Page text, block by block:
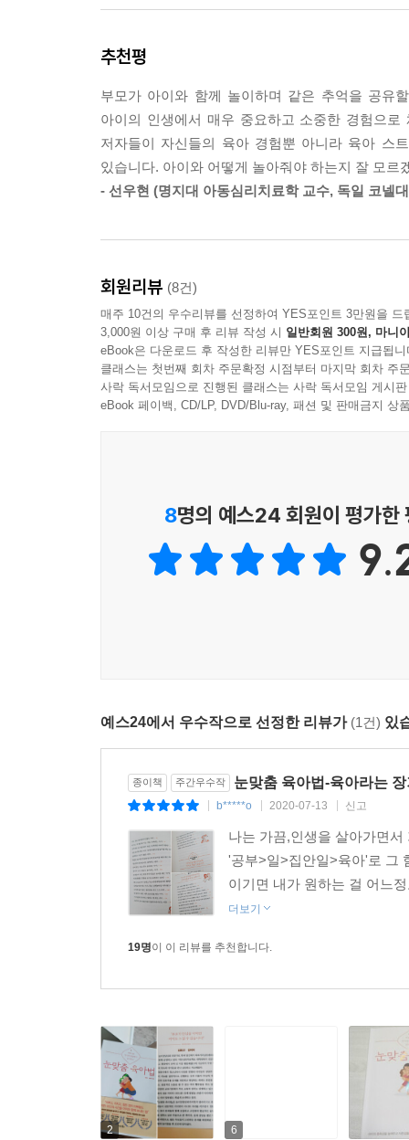
--- p.96~97
아이가 “이거 만들어주세요”라고 할 때, 부모는
조력자가 되어야 합니다. “만들어줄게”가 아닌 “
나”와 같은 반응으로 문제 해결의 열쇠를 아이에
--- p.143
요. 아이는 정해진 방식으로만 놀이하지 않습니다
--- p.157
아이는 자신이 잘하고 있는지 확인하고 싶을 때
봅니다. 아이가 무언가를 하면서 엄마 아빠를 쳐
만으로도 긍정적인 놀이가 될 수 있습니다. 이와
울 게 하나도 없습니다. 그냥 놀이의 내용에 이야
직접 명령은 “지금 유치원 버스 탈 시간이야. 자
를 주게 됩니다.
--- p.195~196
아이와 시간을 보내는 것은 어려운 일이 맞습니
에 다다르거나, 아이도 심심함의 버티기가 끝에
죠. ‘이렇게 자꾸 영상만 틀어주면 안 좋다던데
궁무진할 수 있어요. 아이의 관점으로 바라보고,
--- p.217~218
아이와 놀이하는 것이 어려운 부모라면, 보드게
수 있다는 것이지요. 선택할 수 있는 재미가 있으
발달할 수 있고, 규칙을 배우면서 작은 사회를 경
해야만 합니다. 이러한 과정에서 자연스럽게 상호
부터 객관적인 지식을 배울 수도 있지요.
아이의 충족감을 채워주고 자존감을 키워주는
그럼 어떻게 ‘눈맞춤 육아’를 해나가면 될까? “아
책에서는 ‘눈맞춤 육아’의 관점에서 아이와의
부모들이 고민하는 문제를 해결해줄 대화법과 놀
구절들도 많고, 일상에서 따라 해보거나 적용해볼
보내는 시간 속에서 싹트게 됩니다. 엄마 아빠와
저자들의 말처럼, 부모가 아이에게 전해줄 수 있
아이도 세상 가장 환한 웃음을 지으며 즐거운 순
육아 습관, ‘눈맞춤 육아법’을 실천해보자.
추천평
부모가 아이와 함께 놀이하며 같은 추억을 공유
아이의 인생에서 매우 중요하고 소중한 경험으
저자들이 자신들의 육아 경험뿐 아니라 육아 스
있습니다. 아이와 어떻게 놀아줘야 하는지 잘 모르
- 선우현 (명지대 아동심리치료학 교수, 독일 코넬
회원리뷰 (8건)
매주 10건의 우수리뷰를 선정하여 YES포인트 3만원을 드
3,000원 이상 구매 후 리뷰 작성 시 일반회원 300원, 마니
eBook은 다운로드 후 작성한 리뷰만 YES포인트 지급됩니
클래스는 첫번째 회차 주문확정 시점부터 마지막 회차 주
사락 독서모임으로 진행된 클래스는 사락 독서모임 게시
eBook 페이백, CD/LP, DVD/Blu-ray, 패션 및 판매금지 상
8명의 예스24 회원이 평가한
예스24에서 우수작으로 선정한 리뷰가 (1건) 있
종이책 주간우수작 눈맞춤 육아법-육아라는
b*****o 2020-07-13 신고
나는 가끔,인생을 살아가면
'공부>일>집안일>육아'로 그
이기면 내가 원하는 걸 어느
더보기
19명이 이 리뷰를 추천합니다.
2 6